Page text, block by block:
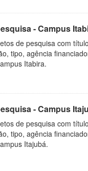
- Campus
de pesquisa com
tipo, agência
Itabira.
- Campus
de pesquisa com
tipo, agência
Itajubá.